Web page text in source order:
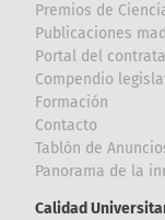
Premios de
Publicaciones
Portal del
Compendio
Formación
Contacto
Tablón de
Panorama de la
Calidad